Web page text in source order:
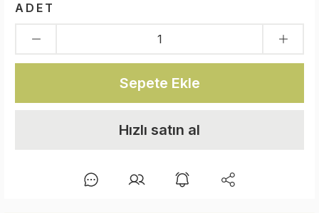
ADET
Sepete Ekle
Hızlı satın al